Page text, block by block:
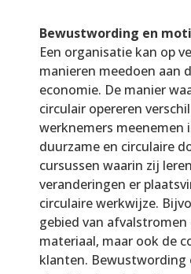
Bewustwording en
Een organisatie kan op
manieren meedoen aan
economie. De manier
circulair opereren
werknemers meenemen
duurzame en circulaire
cursussen waarin zij
veranderingen er
circulaire werkwijze.
gebied van
materiaal, maar ook de
klanten. Bewustwording